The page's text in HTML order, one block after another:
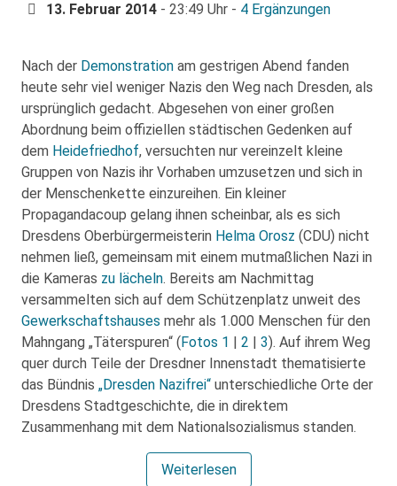
13. Februar 2014 - 23:49 Uhr - 4 Ergänzungen
Nach der Demonstration am gestrigen Abend fanden
heute sehr viel weniger Nazis den Weg nach Dresden, als
ursprünglich gedacht. Abgesehen von einer großen
Abordnung beim offiziellen städtischen Gedenken auf
dem Heidefriedhof, versuchten nur vereinzelt kleine
Gruppen von Nazis ihr Vorhaben umzusetzen und sich in
der Menschenkette einzureihen. Ein kleiner
Propagandacoup gelang ihnen scheinbar, als es sich
Dresdens Oberbürgermeisterin Helma Orosz (CDU) nicht
nehmen ließ, gemeinsam mit einem mutmaßlichen Nazi in
die Kameras zu lächeln. Bereits am Nachmittag
versammelten sich auf dem Schützenplatz unweit des
Gewerkschaftshauses mehr als 1.000 Menschen für den
Mahngang „Täterspuren“ (Fotos 1 | 2 | 3). Auf ihrem Weg
quer durch Teile der Dresdner Innenstadt thematisierte
das Bündnis „Dresden Nazifrei“ unterschiedliche Orte der
Dresdens Stadtgeschichte, die in direktem
Zusammenhang mit dem Nationalsozialismus standen.
Weiterlesen